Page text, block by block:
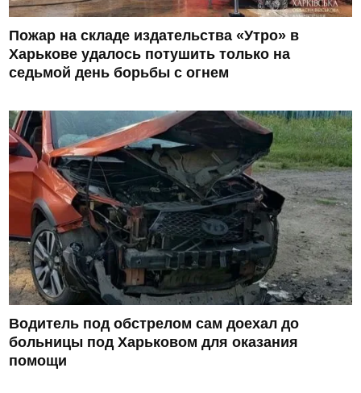
Пожар на складе издательства «Утро» в
Харькове удалось потушить только на
седьмой день борьбы с огнем
Водитель под обстрелом сам доехал до
больницы под Харьковом для оказания
помощи